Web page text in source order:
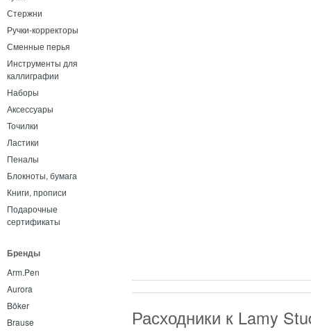
Стержни
Ручки-корректоры
Сменные перья
Инструменты для
каллиграфии
Наборы
Аксессуары
Точилки
Ластики
Пеналы
Блокноты, бумага
Книги, прописи
Подарочные
сертификаты
Бренды
Arm.Pen
Aurora
Böker
Brause
Расходники к Lamy